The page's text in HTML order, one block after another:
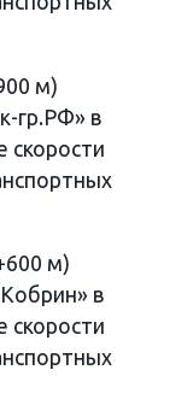
м)
гр.РФ» в
скорости
м)
в
скорости